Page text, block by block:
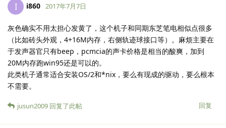
I i860 2017年7月7日
灰色确实不用太担心发黄了，这个机子和同期东芝笔电相似点很多
（比如砖头外观，4+16M内存，右侧轨迹球接口等）。麻烦主要在
于发声器官只有beep，pcmcia的声卡价格是相当的酸爽，加到
20M内存跑win95还是可以的。
此类机子通常适合安装OS/2和*nix，要么有现成的驱动，要么根本
不需要。
回复
jusun2009 回复了此帖